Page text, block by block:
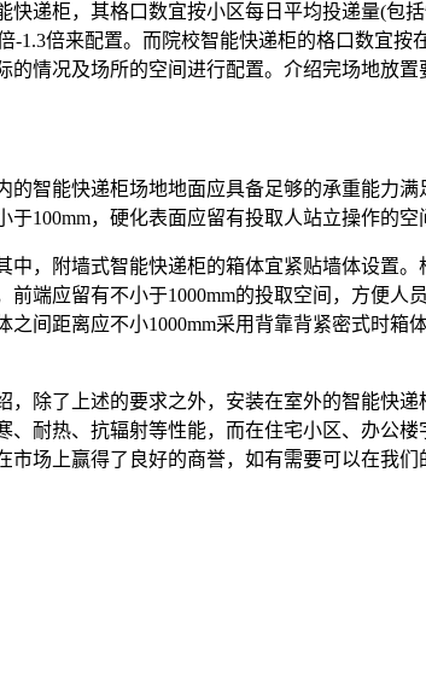
递柜，其格口数宜按小区每日平均投递量(包
-1.3倍来配置。而院校智能快递柜的格口数宜按
情况及场所的空间进行配置。介绍完场地放置
能快递柜场地地面应具备足够的承重能力满
于100mm，硬化表面应留有投取人站立操作的空
附墙式智能快递柜的箱体宜紧贴墙体设置。
前端应留有不小于1000mm的投取空间，方便人
之间距离应不小1000mm采用背靠背紧密式时箱
除了上述的要求之外，安装在室外的智能快递
耐热、抗辐射等性能，而在住宅小区、办公
场上赢得了良好的商誉，如有需要可以在我们